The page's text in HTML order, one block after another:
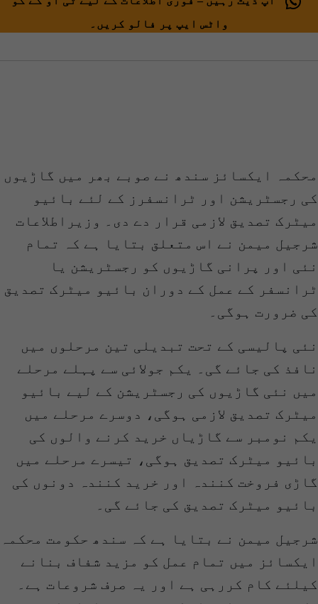
واٹس ایپ پر فالو کریں۔
محکمہ ایکسائز سندھ نے صوبے بھر میں گاڑیوں
کی رجسٹریشن اور ٹرانسفرز کے لئے بائیو
میٹرک تصدیق لازمی قرار دے دی۔ وزیراطلاعات
شرجیل میمن نے اس متعلق بتایا ہے کہ تمام
نئی اور پرانی گاڑیوں کو رجسٹریشن یا
ٹرانسفر کے عمل کے دوران بائیو میٹرک تصدیق
کی ضرورت ہوگی۔
نئی پالیسی کے تحت تبدیلی تین مرحلوں میں
نافذ کی جائے گی۔ یکم جولائی سے پہلے مرحلے
میں نئی گاڑیوں کی رجسٹریشن کے لیے بائیو
میٹرک تصدیق لازمی ہوگی، دوسرے مرحلے میں
یکم نومبر سے گاڑیاں خرید کرنے والوں کی
بائیو میٹرک تصدیق ہوگی، تیسرے مرحلے میں
گاڑی فروخت کنندہ اور خرید کنندہ دونوں کی
بائیو میٹرک تصدیق کی جائے گی۔
شرجیل میمن نے بتایا ہے کہ سندھ حکومت محکمہ
ایکسائز میں تمام عمل کو مزید شفاف بنانے
کیلئے کام کررہی ہے اور یہ صرف شروعات ہے۔